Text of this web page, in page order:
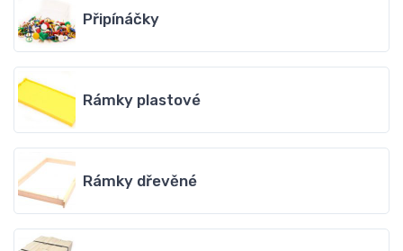
Připínáčky
Rámky plastové
Rámky dřevěné